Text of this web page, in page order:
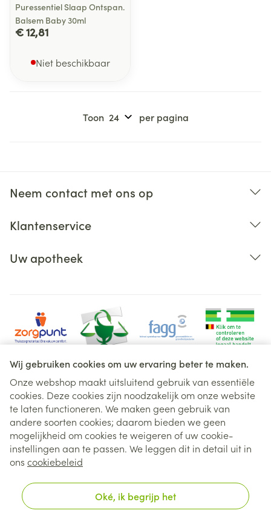
Wij gebruiken cookies om uw ervaring beter te maken.
Onze webshop maakt uitsluitend gebruik van essentiële
cookies. Deze cookies zijn noodzakelijk om onze website
te laten functioneren. We maken geen gebruik van
andere soorten cookies; daarom bieden we geen
mogelijkheid om cookies te weigeren of uw cookie-
instellingen aan te passen. We leggen dit in detail uit in
ons cookiebeleid
Oké, ik begrijp het
Puressentiel Slaap Ontspan.
Balsem Baby 30ml
€ 12,81
Niet beschikbaar
Toon per pagina
Neem contact met ons op
Klantenservice
Uw apotheek
Juridische links